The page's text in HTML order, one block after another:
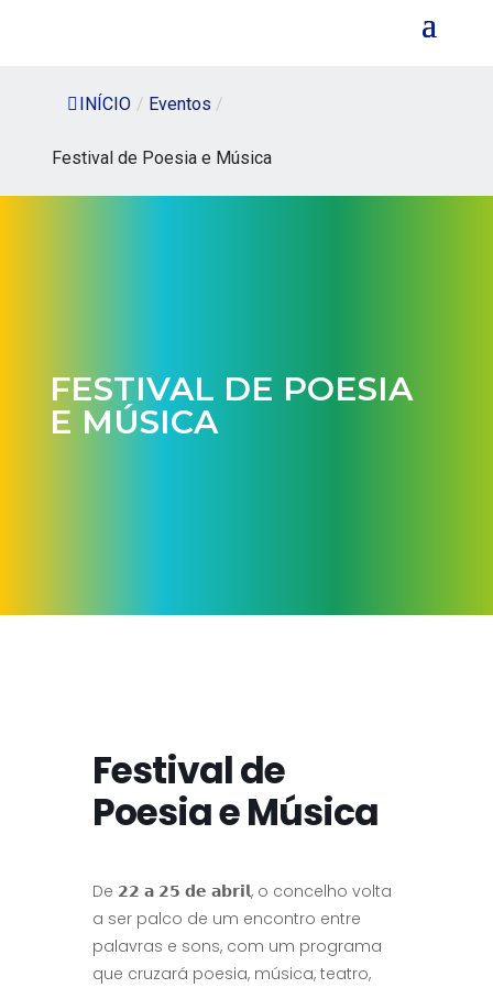
INÍCIO / Eventos /
Festival de Poesia e Música
FESTIVAL DE POESIA
E MÚSICA
Festival de
Poesia e Música
De 𝟮𝟮 𝗮 𝟮𝟱 𝗱𝗲 𝗮𝗯𝗿𝗶𝗹, o concelho volta
a ser palco de um encontro entre
palavras e sons, com um programa
que cruzará poesia, música, teatro,